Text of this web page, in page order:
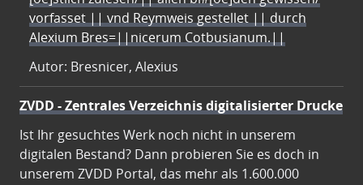
vorfasset || vnd Reymweis gestellet || durch
Alexium Bres=||nicerum Cotbusianum.||
Autor: Bresnicer, Alexius
ZVDD - Zentrales Verzeichnis digitalisierter Drucke
Ist Ihr gesuchtes Werk noch nicht in unserem
digitalen Bestand? Dann probieren Sie es doch in
unserem ZVDD Portal, das mehr als 1.600.000